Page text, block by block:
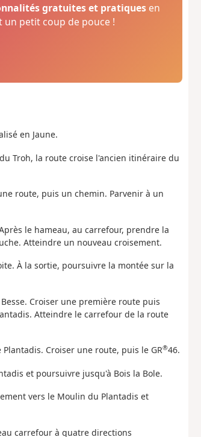
gratuites et pratiques en
petit coup de pouce !
en Jaune.
Troh, la route croise l'ancien itinéraire du
route, puis un chemin. Parvenir à un
le hameau, au carrefour, prendre la
Atteindre un nouveau croisement.
À la sortie, poursuivre la montée sur la
Croiser une première route puis
Atteindre le carrefour de la route
Croiser une route, puis le GR®46.
et poursuivre jusqu'à Bois la Bole.
vers le Moulin du Plantadis et
carrefour à quatre directions